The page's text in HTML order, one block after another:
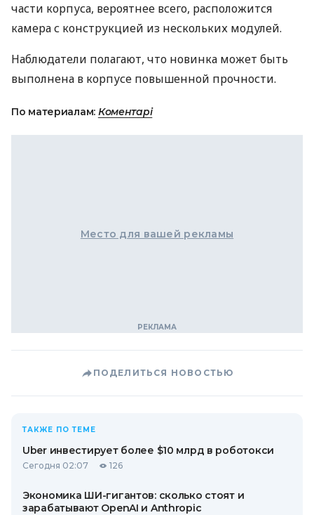
части корпуса, вероятнее всего, расположится
камера с конструкцией из нескольких модулей.
Наблюдатели полагают, что новинка может быть
выполнена в корпусе повышенной прочности.
По материалам: Коментарі
Место для вашей рекламы
ПОДЕЛИТЬСЯ НОВОСТЬЮ
ТАКЖЕ ПО ТЕМЕ
Uber инвестирует более $10 млрд в роботокси
Сегодня 02:07 126
Экономика ШИ-гигантов: сколько стоят и
зарабатывают OpenAI и Anthropic